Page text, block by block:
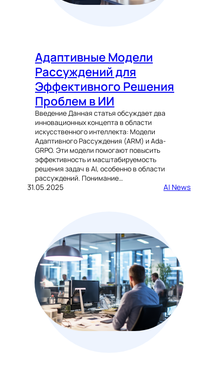
Адаптивные Модели
Рассуждений для
Эффективного Решения
Проблем в ИИ
Введение Данная статья обсуждает два
инновационных концепта в области
искусственного интеллекта: Модели
Адаптивного Рассуждения (ARM) и Ada-
GRPO. Эти модели помогают повысить
эффективность и масштабируемость
решения задач в AI, особенно в области
рассуждений. Понимание…
31.05.2025 AI News